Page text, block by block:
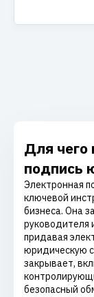
Для чего
подпись
Электронная
ключевой
бизнеса. Она
руководителя
придавая
юридическую
закрывает,
безопасный